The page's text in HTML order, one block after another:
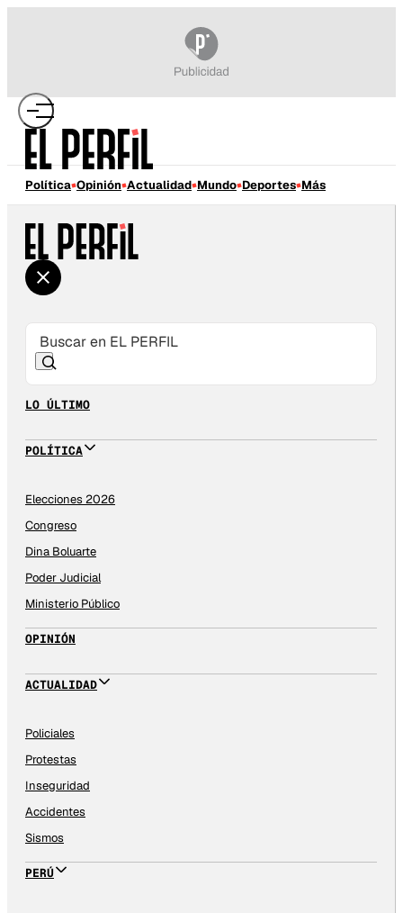
Política Opinión Actualidad Mundo Deportes Más
LO ÚLTIMO
POLÍTICA
Elecciones 2026
Congreso
Dina Boluarte
Poder Judicial
Ministerio Público
OPINIÓN
ACTUALIDAD
Policiales
Protestas
Inseguridad
Accidentes
Sismos
PERÚ